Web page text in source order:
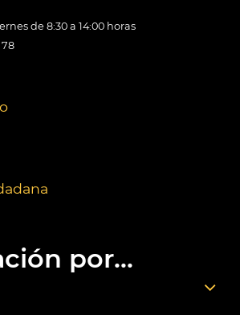
de 8:30 a 14:00 horas
78
por...